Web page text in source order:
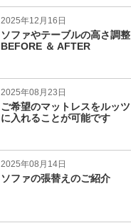
2025年12月16日
ソファやテーブルの高さ調整
BEFORE ＆ AFTER
2025年08月23日
ご希望のマットレスをルッツ
に入れることが可能です
2025年08月14日
ソファの張替えのご紹介